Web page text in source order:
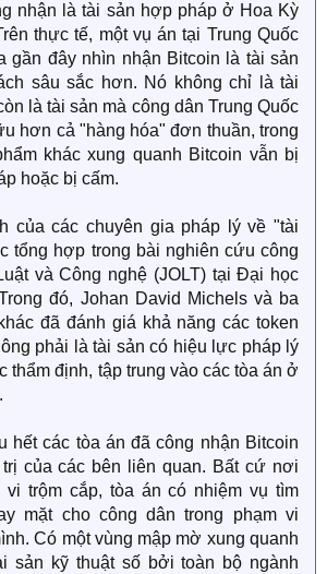
nhận là tài sản hợp pháp ở Hoa Kỳ
thực tế, một vụ án tại Trung Quốc
gần đây nhìn nhận Bitcoin là tài sản
sâu sắc hơn. Nó không chỉ là tài
là tài sản mà công dân Trung Quốc
hơn cả "hàng hóa" đơn thuần, trong
khác xung quanh Bitcoin vẫn bị
hoặc bị cấm.
của các chuyên gia pháp lý về "tài
tổng hợp trong bài nghiên cứu công
và Công nghệ (JOLT) tại Đại học
đó, Johan David Michels và ba
đã đánh giá khả năng các token
phải là tài sản có hiệu lực pháp lý
thẩm định, tập trung vào các tòa án ở
hết các tòa án đã công nhận Bitcoin
của các bên liên quan. Bất cứ nơi
vi trộm cắp, tòa án có nhiệm vụ tìm
mặt cho công dân trong phạm vi
Có một vùng mập mờ xung quanh
sản kỹ thuật số bởi toàn bộ ngành